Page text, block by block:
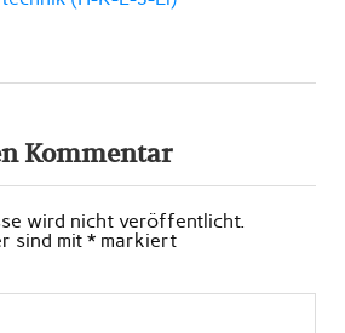
Kommentar
wird nicht veröffentlicht.
sind mit * markiert